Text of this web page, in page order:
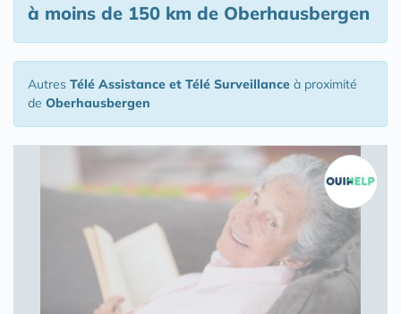
à moins de 150 km de Oberhausbergen
Autres Télé Assistance et Télé Surveillance à proximité
de Oberhausbergen